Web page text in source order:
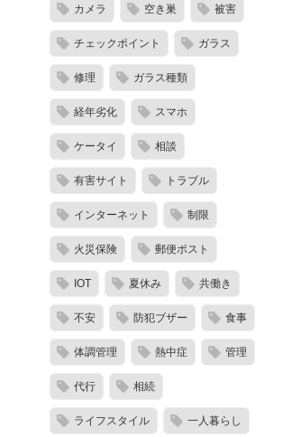
カメラ 空き巣 被害
チェックポイント ガラス
修理 ガラス種類
経年劣化 スマホ
ケータイ 相談
有害サイト トラブル
インターネット 制限
火災保険 郵便ポスト
IOT 夏休み 共働き
不安 防犯ブザー 食事
体調管理 熱中症 管理
代行 相続
ライフスタイル 一人暮らし